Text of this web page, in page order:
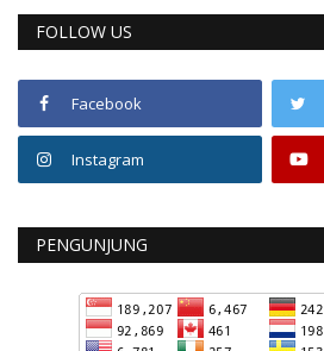
FOLLOW US
Facebook
Instagram
PENGUNJUNG